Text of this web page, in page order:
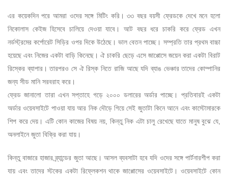
এর কয়েকদিন পরে আমরা ওদের সঙ্গে মিটিং করি। ৩৩ বছর বয়সী ফ্রেডকে দেখে মনে হলো
নিকোলাস কেইজ হিসেবে চালিয়ে দেওয়া যাবে। আট বছর ধরে চাকরি করে ফ্রেড এখন
নর্ডস্ট্রমের কর্পোরেট সিড়ির ওপর দিকে উঠেছে। ভাল বেতন পাচ্ছে। সম্প্রতি তার প্রথম বাচ্চা
হয়েছে এবং নিজের একটা বাড়ি কিনেছে। ঐ চাকরি ছেড়ে এসে জাপ্পোসে জয়েন করা একটা বিরাট
রিস্কের ব্যাপার। তারপরও সে ঐ রিস্ক নিতে রাজি আছে যদি ব্যাঙ ভেঞ্চার তাদের কোম্পানির
জন্য সীড মানি সরবরাহ করে।
ফ্রেড জানালো তারা এখন সপ্তাহে গড়ে ২০০০ ডলারের অর্ডার পাচ্ছে। প্রতিবারই একটা
অর্ডার ওয়েবসাইটে পাওয়া যায় আর নিক দৌড়ে গিয়ে সেই জুতাটা কিনে আনে এবং কাস্টোমারকে
শিপ করে দেয়। এটি কোন কাজের বিষয় নয়, কিন্তু নিক এটা চালু রেখেছে যাতে মানুষ বুঝে যে,
অনলাইনে জুতা বিক্রি করা যায়।
কিন্তু বাজারে হাজার ব্র্যান্ডের জুতা আছে। আসল ব্যবসাটা হবে যদি ওদের সঙ্গে পার্টনারশীপ করা
যায় এবং তাদের স্টকের একটা রিফ্লেকশন থাকে জাপ্পোসের ওয়েবসাইটে। ওয়েবসাইটে কোন